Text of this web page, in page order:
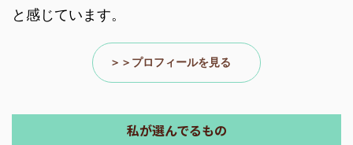
と感じています。
＞＞プロフィールを見る
私が選んでるもの